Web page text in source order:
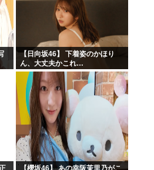
【日向坂46】 下着姿のかほり
ん、大丈夫かこれ…
【櫻坂46】 あの幸阪茉里乃がこ